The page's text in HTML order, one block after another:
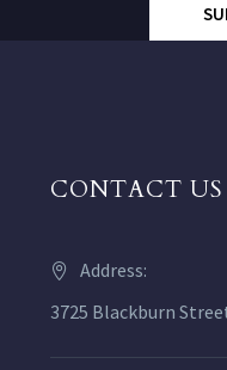
CONTACT US
Address:
3725 Blackburn